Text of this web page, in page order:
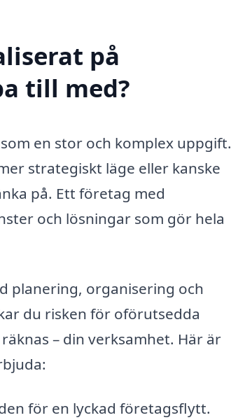
på
till med?
en stor och komplex uppgift.
strategiskt läge eller kanske
på. Ett företag med
och lösningar som gör hela
planering, organisering och
du risken för oförutsedda
– din verksamhet. Här är
för en lyckad företagsflytt.